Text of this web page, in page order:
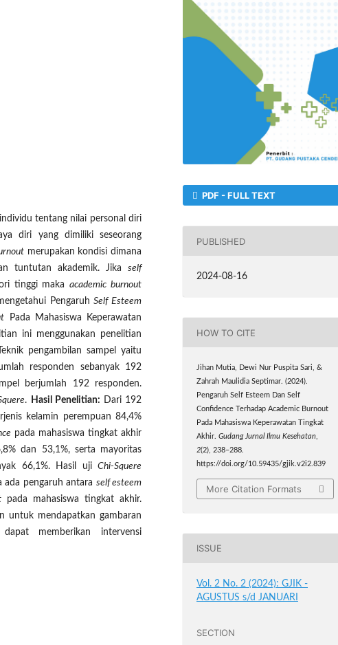
tentang nilai personal diri
diri yang dimiliki seseorang
merupakan kondisi dimana
tuntutan akademik. Jika self
tinggi makaacademic burnout
PengaruhSelf Esteem
Pada Mahasiswa Keperawatan
ini menggunakan penelitian
pengambilan sampel yaitu
responden sebanyak 192
berjumlah 192 responden.
. Hasil Penelitian: Dari 192
kelamin perempuan 84,4%
pada mahasiswa tingkat akhir
dan 53,1%, serta mayoritas
66,1%. Hasil ujiChi-Squere
pengaruh antara self esteem
pada mahasiswa tingkat akhir.
untuk mendapatkan gambaran
memberikan intervensi
PDF - FULL TEXT
PUBLISHED
2024-08-16
HOW TO CITE
Jihan Mutia, Dewi Nur Puspita Sari, &
Zahrah Maulidia Septimar. (2024).
Pengaruh Self Esteem Dan Self
Confidence Terhadap Academic Burnout
Pada Mahasiswa Keperawatan Tingkat
Akhir.Gudang Jurnal Ilmu Kesehatan,
2(2), 238–288.
https://doi.org/10.59435/gjik.v2i2.839
More Citation Formats
ISSUE
Vol. 2 No. 2 (2024): GJIK -
AGUSTUS s/d JANUARI
SECTION